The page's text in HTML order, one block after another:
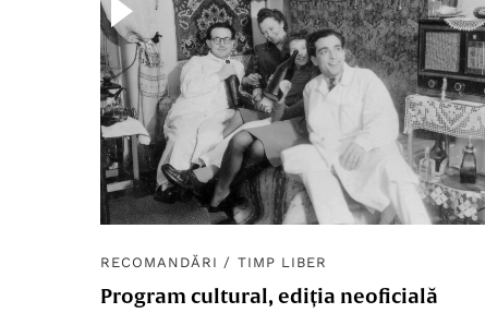
RECOMANDĂRI / TIMP LIBER
Program cultural, ediția neoficială